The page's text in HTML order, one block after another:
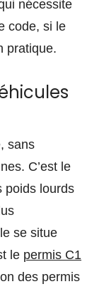
nécessite
code, si le
pratique.
sans
C’est le
poids lourds
se situe
le permis C1
des permis